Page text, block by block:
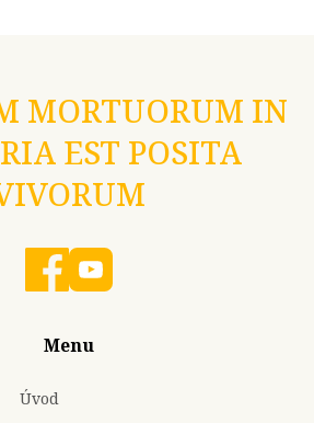
MORTUORUM IN
EST POSITA
Menu
Úvod